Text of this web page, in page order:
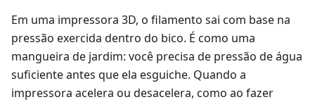
Em uma impressora 3D, o filamento sai com base na
pressão exercida dentro do bico. É como uma
mangueira de jardim: você precisa de pressão de água
suficiente antes que ela esguiche. Quando a
impressora acelera ou desacelera, como ao fazer